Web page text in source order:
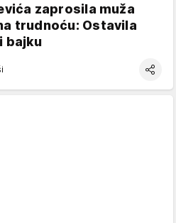
zaprosila muža
trudnoću: Ostavila
bajku